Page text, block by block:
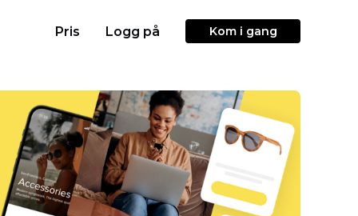
Pris Logg på Kom i gang